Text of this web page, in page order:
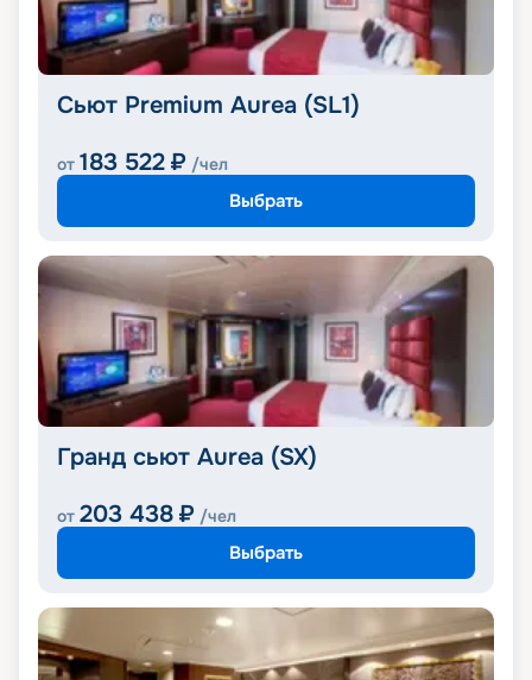
Сьют Premium Aurea (SL1)
от 183 522 ₽ /чел
Выбрать
Гранд сьют Aurea (SX)
от 203 438 ₽ /чел
Выбрать